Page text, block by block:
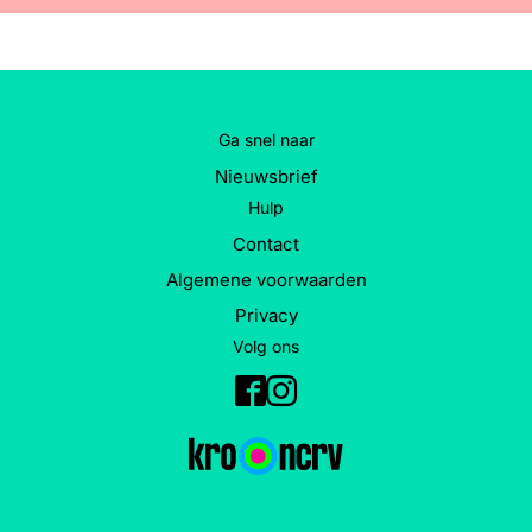
Word lid
Facebook
Instagram
Uitzendingen
Ga snel naar
Nieuwsbrief
Hulp
Contact
Algemene voorwaarden
Privacy
Volg ons
Facebook
Instagram